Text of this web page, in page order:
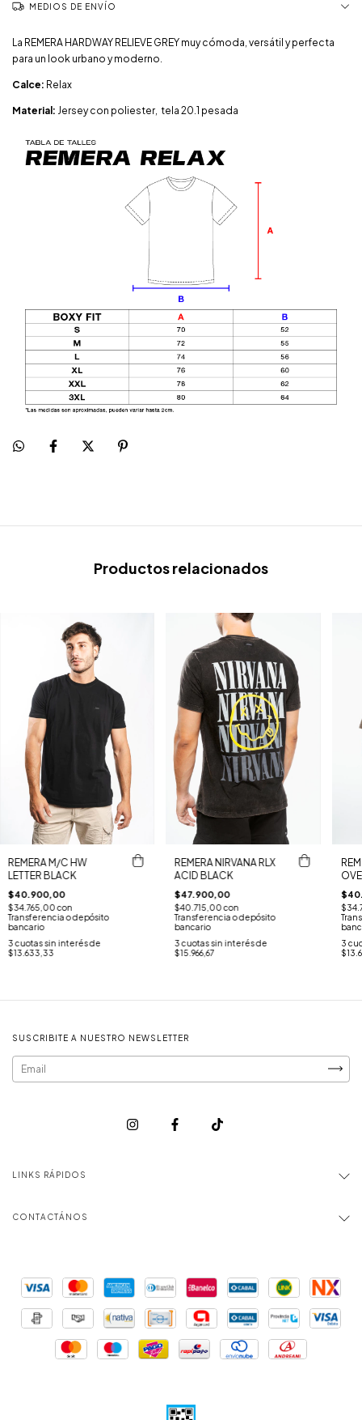
MEDIOS DE ENVÍO
La REMERA HARDWAY RELIEVE GREY muy cómoda, versátil y perfecta
para un look urbano y moderno.
Calce: Relax
Material: Jersey con poliester, tela 20.1 pesada
Productos relacionados
REMERA M/C HW
LETTER BLACK
$40.900,00
$34.765,00con
Transferencia o depósito
bancario
3 cuotas sin interés de
$13.633,33
REMERA NIRVANA RLX
ACID BLACK
$47.900,00
$40.715,00con
Transferencia o depósito
bancario
3 cuotas sin interés de
$15.966,67
3
SUSCRIBITE A NUESTRO NEWSLETTER
LINKS RÁPIDOS
CONTACTÁNOS